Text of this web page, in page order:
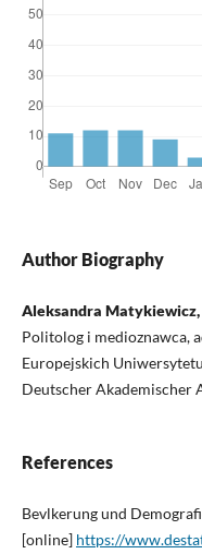
Author Biography
Aleksandra
Politolog i medioznawca,
Europejskich
Deutscher Akademischer
References
Bevlkerung und
[online] https://